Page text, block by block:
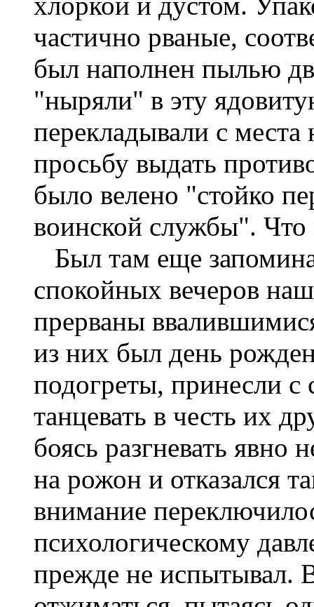
частично рваные,
был наполнен пылью
"ныряли" в эту
перекладывали с
просьбу выдать
было велено "стойко
воинской службы".
Был там еще
спокойных вечеров
прерваны
из них был день
подогреты, принесли с
танцевать в честь их
боясь разгневать явно
на рожон и отказался
внимание
психологическому
прежде не испытывал.